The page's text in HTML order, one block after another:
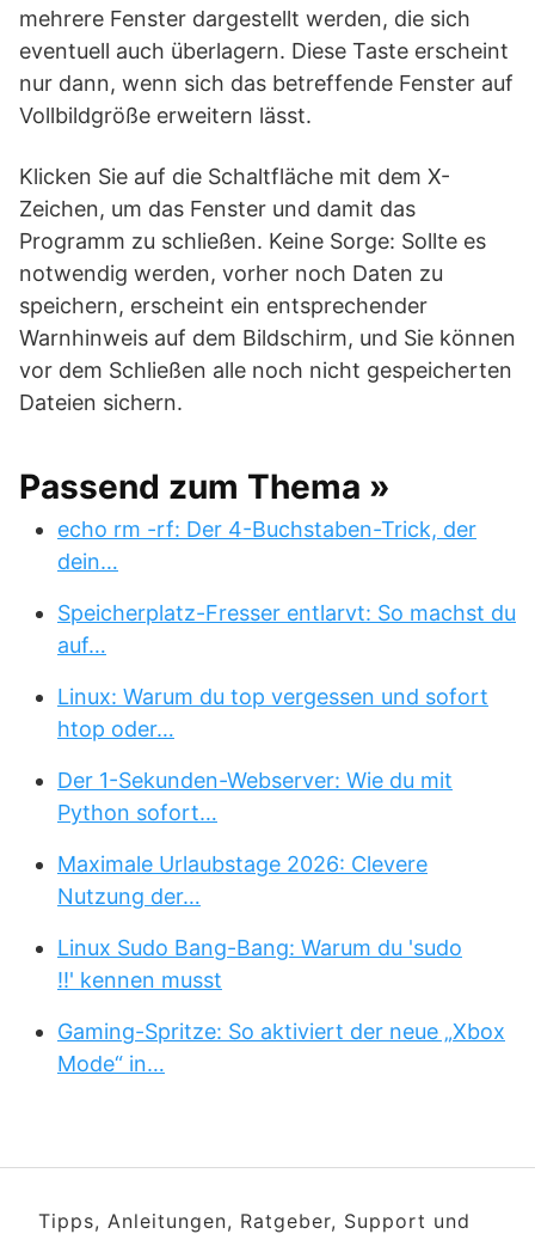
mehrere Fenster dargestellt werden, die sich
eventuell auch überlagern. Diese Taste erscheint
nur dann, wenn sich das betreffende Fenster auf
Vollbildgröße erweitern lässt.
Klicken Sie auf die Schaltfläche mit dem X-
Zeichen, um das Fenster und damit das
Programm zu schließen. Keine Sorge: Sollte es
notwendig werden, vorher noch Daten zu
speichern, erscheint ein entsprechender
Warnhinweis auf dem Bildschirm, und Sie können
vor dem Schließen alle noch nicht gespeicherten
Dateien sichern.
Passend zum Thema »
echo rm -rf: Der 4-Buchstaben-Trick, der
dein…
Speicherplatz-Fresser entlarvt: So machst du
auf…
Linux: Warum du top vergessen und sofort
htop oder…
Der 1-Sekunden-Webserver: Wie du mit
Python sofort…
Maximale Urlaubstage 2026: Clevere
Nutzung der…
Linux Sudo Bang-Bang: Warum du 'sudo
!!' kennen musst
Gaming-Spritze: So aktiviert der neue „Xbox
Mode“ in…
Tipps, Anleitungen, Ratgeber, Support und